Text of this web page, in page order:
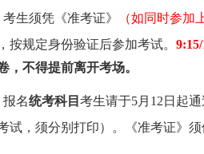
考生须凭《准考证》 （如同时参加
按规定身份验证后参加考试。
，不得提前离开考场。
报名统考科目 考生请于5月12日起
试，须分别打印）。《准考证》